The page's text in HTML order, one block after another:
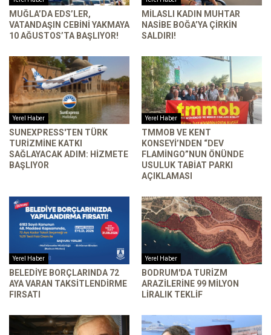
MUĞLA’DA EDS’LER,
VATANDAŞIN CEBINI YAKMAYA
10 AĞUSTOS’TA BAŞLIYOR!
MILASLI KADIN MUHTAR
NASIBE BOĞA’YA ÇIRKIN
SALDIRI!
Yerel Haber
SUNEXPRESS'TEN TÜRK
TURIZMINE KATKI
SAĞLAYACAK ADIM: HIZMETE
BAŞLIYOR
Yerel Haber
TMMOB VE KENT
KONSEYI’NDEN “DEV
FLAMINGO”NUN ÖNÜNDE
USULUK TABIAT PARKI
AÇIKLAMASI
Yerel Haber
BELEDIYE BORÇLARINDA 72
AYA VARAN TAKSITLENDIRME
FIRSATI
Yerel Haber
BODRUM'DA TURIZM
ARAZILERINE 99 MILYON
LIRALIK TEKLIF